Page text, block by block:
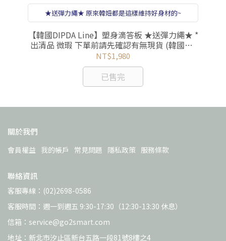
★送彈力繩★ 原來韓妞都是這樣維持好身材的~
【韓國DIPDA Line】塑身滴答板 ★送彈力繩★ *
出清品 微瑕 下單前請先確認有無現貨 (韓國製/
快樂塑身/三週有感/專塑腿、臀、腰、手臂)
NT$1,980
已售完
關於我們
會員權益 我的帳戶 常見問題 隱私政策 服務條款
聯絡資訊
客服專線：(02)2698-0586
客服時間：週一到週五 9:30-17:30（12:30-13:30 休息）
信箱：service@go2smart.com
地址：新北市汐止區新台五路一段81號8樓之4